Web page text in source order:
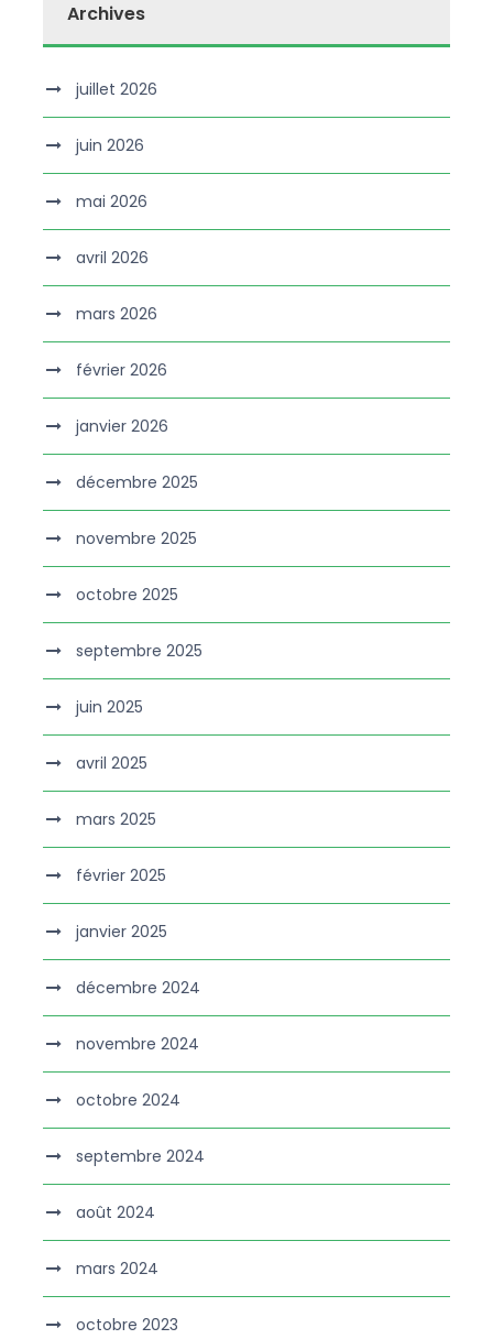
Archives
juillet 2026
juin 2026
mai 2026
avril 2026
mars 2026
février 2026
janvier 2026
décembre 2025
novembre 2025
octobre 2025
septembre 2025
juin 2025
avril 2025
mars 2025
février 2025
janvier 2025
décembre 2024
novembre 2024
octobre 2024
septembre 2024
août 2024
mars 2024
octobre 2023